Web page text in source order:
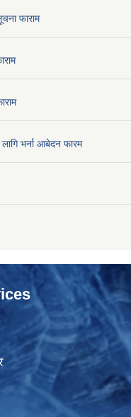
फाराम
भर्ना आबेदन फारम